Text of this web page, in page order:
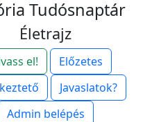
Tudósnaptár
Életrajz
el!
Előzetes
Javaslatok?
Admin belépés